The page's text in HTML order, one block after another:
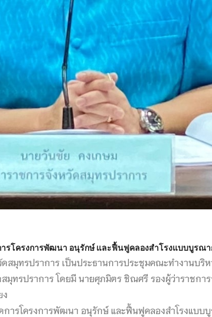
รโครงการพัฒนา อนุรักษ์ และฟื้นฟูคลองสำโรงแบบบูรณ
สมุทรปราการ เป็นประธานการประชุมคณะทำงานบ
ทรปราการ โดยมี นายศุภมิตร ชิณศรี รองผู้ว่าราชก
ง
รโครงการพัฒนา อนุรักษ์ และฟื้นฟูคลองสำโรงแบบ